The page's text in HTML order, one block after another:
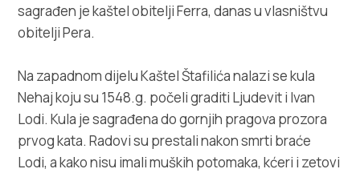
Kutak za iznajmljivače
Villa Nika, Kamberovo šetalište 30,
21216 Kaštel Stari, Hrvatska
Upute
sagrađen je kaštel obitelji Ferra, danas u vlasništvu
obitelji Pera.
Na zapadnom dijelu Kaštel Štafilića nalazi se kula
Nehaj koju su 1548.g. počeli graditi Ljudevit i Ivan
Lodi. Kula je sagrađena do gornjih pragova prozora
prvog kata. Radovi su prestali nakon smrti braće
Lodi, a kako nisu imali muških potomaka, kćeri i zetovi